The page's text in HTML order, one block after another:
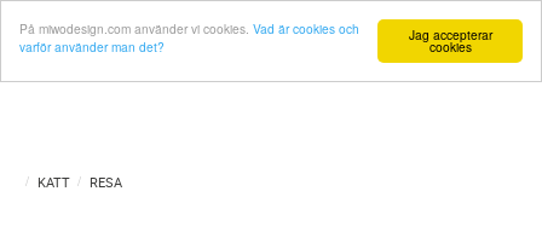
Jag accepterar
cookies
På miwodesign.com använder vi cookies. Vad är cookies och
varför använder man det?
KATT RESA